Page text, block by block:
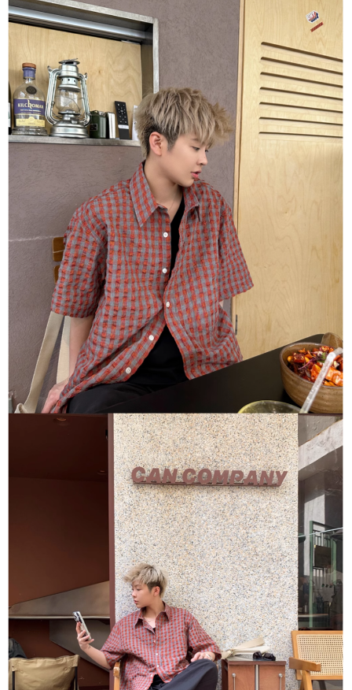
３．安心：先確認商品／服務後，再付款。
【「AFTEE先享後付」結帳流程】
１．於結帳方式選擇「AFTEE先享後付」後，將跳轉至「AFTEE先享後付」
結帳頁面，進行簡訊認證並確認金額後，即可完成結帳。
２．訂單成立數日內，您將收到繳費通知簡訊。
３．收到繳費通知簡訊後14天內，點擊此簡訊中的連結，可透過四大超商／
ATM／網路銀行／等多元方式進行付款，方視為交易完成。
※ 請注意：結帳手續完成當下不需立刻繳費，但若您需要取消訂單，請聯絡
購買商品的店家。未經商家同意取消之訂單仍視為有效，需透過AFTEE先享
後付繳納相關費用。
※ 交易是否成功請以「AFTEE先享後付 」之結帳頁面顯示為準，若有關於
是否繳費成功／繳費後需取消欲退款等相關疑問，請聯繫「AFTEE先享後付
https://netprotections.freshdesk.com/support/home
【注意事項】
１．透過由恩沛科技股份有限公司提供之「AFTEE先享後付」服務完成之交
易，需依本服務之必要範圍內提供個人資料，並將交易相關給付款項請求債
權轉讓予恩沛科技股份有限公司。
２．關於個人資料處理事宜，請瀏覽以下網址：
https://aftee.tw/terms/#terms3
３．未成年的使用者請事先徵得法定代理人或監護人之同意方可使用
「AFTEE先享後付」，若未經同意申辦者引起之損失，本公司不負相關責
４．使用「AFTEE先享後付」時，將依據個別帳號之用戶狀況，依本公司即
時審查核予不同之上限額度；若仍有額度不足之情形，本公司將視審查結果
請求用戶進行身份認證。
５．嚴禁一人註冊多個帳號或使用他人資訊註冊。若發現惡意使用之情形，
恩沛科技股份有限公司將有權停止該用戶之使用額度並採取法律行動。
全家取貨付款
每筆NT$80，滿NT$1,500(含以上)免運費
付款後全家取貨
每筆NT$80，滿NT$1,500(含以上)免運費
萊爾富取貨付款
每筆NT$80，滿NT$1,500(含以上)免運費
每筆NT$80，滿NT$1,500(含以上)免運費
離島取貨加價40
每筆NT$80，滿NT$1,500(含以上)免運費
付款後7-11取貨
每筆NT$80，滿NT$1,500(含以上)免運費
每筆NT$100，滿NT$1,500(含以上)免運費
海外宅配 查看運費